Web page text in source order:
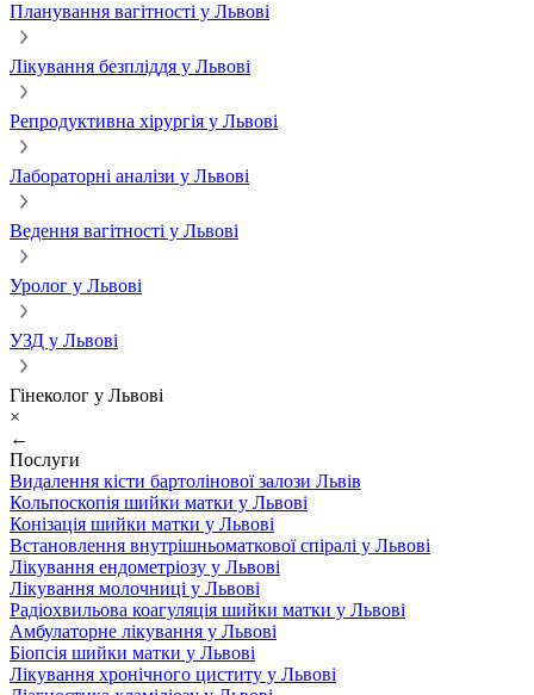
Планування вагітності у Львові
Лікування безпліддя у Львові
Репродуктивна хірургія у Львові
Лабораторні аналізи у Львові
Ведення вагітності у Львові
Уролог у Львові
УЗД у Львові
Гінеколог у Львові
×
←
Послуги
Видалення кісти бартолінової залози Львів
Кольпоскопія шийки матки у Львові
Конізація шийки матки у Львові
Встановлення внутрішньоматкової спіралі у Львові
Лікування ендометріозу у Львові
Лікування молочниці у Львові
Радіохвильова коагуляція шийки матки у Львові
Амбулаторне лікування у Львові
Біопсія шийки матки у Львові
Лікування хронічного циститу у Львові